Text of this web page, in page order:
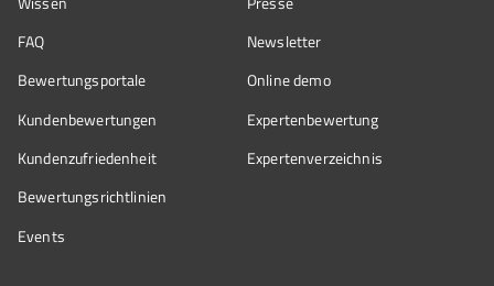
FAQ
Bewertungsportale
Kundenbewertungen
Kundenzufriedenheit
Bewertungs­richtlinien
Events
Newsletter
Online demo
Expertenbewertung
Expertenverzeichnis